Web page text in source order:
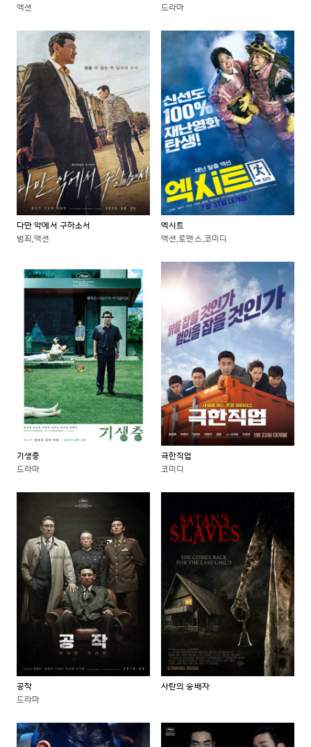
액션
드라마
다만 악에서 구하소서
범죄,액션
엑시트
액션,로맨스,코미디
기생충
드라마
극한직업
코미디
공작
드라마
사탄의 숭배자